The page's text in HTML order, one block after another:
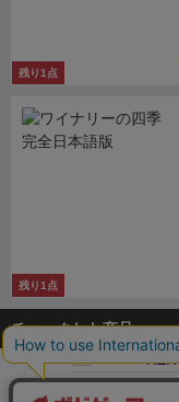
残り1点
残り1点
チェックした商品